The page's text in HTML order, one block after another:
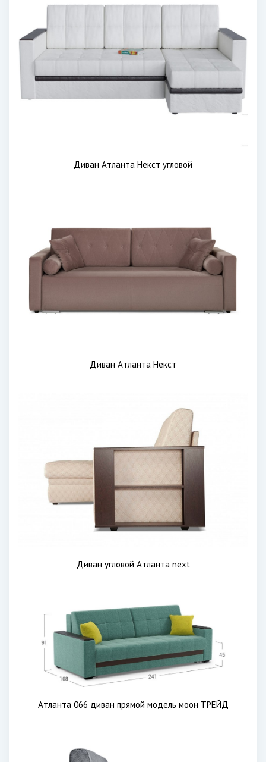
Диван Атланта Некст угловой
Диван Атланта Некст
Диван угловой Атланта next
Атланта 066 диван прямой модель моон ТРЕЙД